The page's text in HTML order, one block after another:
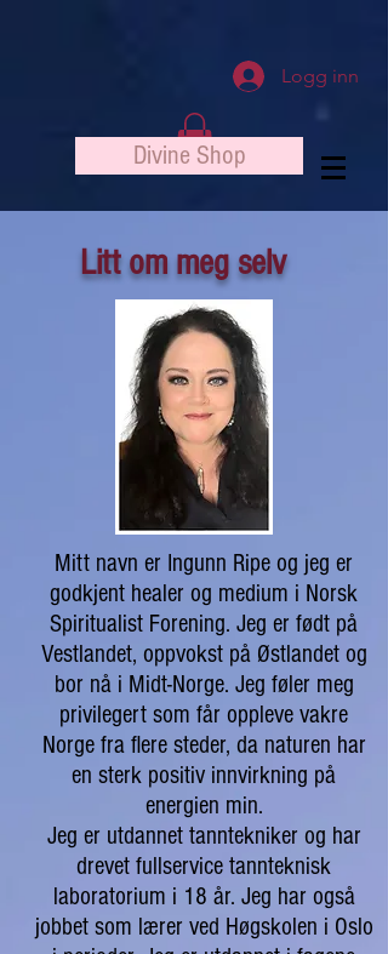
Logg inn
Divine Shop
Litt om meg selv
Mitt navn er Ingunn Ripe og jeg er
godkjent healer og medium i Norsk
Spiritualist Forening. Jeg er født på
Vestlandet, oppvokst på Østlandet og
bor nå i Midt-Norge. Jeg føler meg
privilegert som får oppleve vakre
Norge fra flere steder, da naturen har
en sterk positiv innvirkning på
energien min.
Jeg er utdannet tanntekniker og har
drevet fullservice tannteknisk
laboratorium i 18 år. Jeg har også
jobbet som lærer ved Høgskolen i Oslo